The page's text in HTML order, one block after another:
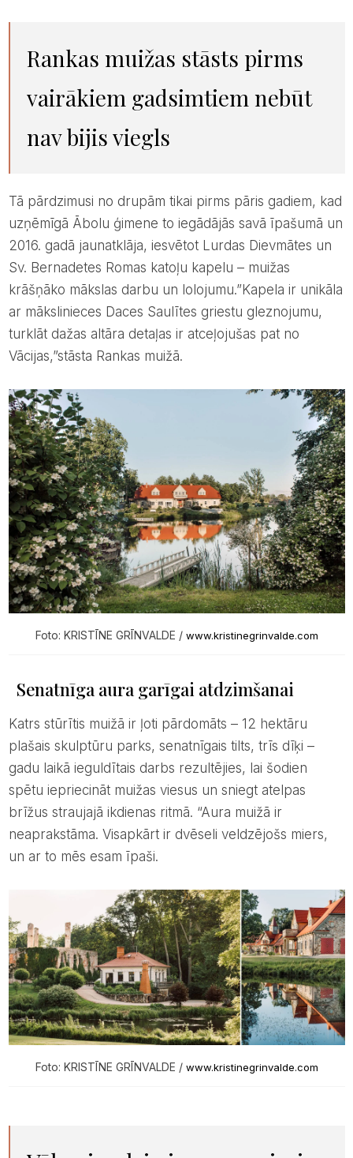
Rankas muižas stāsts pirms
vairākiem gadsimtiem nebūt
nav bijis viegls
Tā pārdzimusi no drupām tikai pirms pāris gadiem, kad
uzņēmīgā Ābolu ģimene to iegādājās savā īpašumā un
2016. gadā jaunatklāja, iesvētot Lurdas Dievmātes un
Sv. Bernadetes Romas katoļu kapelu – muižas
krāšņāko mākslas darbu un lolojumu.”Kapela ir unikāla
ar mākslinieces Daces Saulītes griestu gleznojumu,
turklāt dažas altāra detaļas ir atceļojušas pat no
Vācijas,”stāsta Rankas muižā.
Foto: KRISTĪNE GRĪNVALDE / www.kristinegrinvalde.com
Senatnīga aura garīgai atdzimšanai
Katrs stūrītis muižā ir ļoti pārdomāts – 12 hektāru
plašais skulptūru parks, senatnīgais tilts, trīs dīķi –
gadu laikā ieguldītais darbs rezultējies, lai šodien
spētu iepriecināt muižas viesus un sniegt atelpas
brīžus straujajā ikdienas ritmā. “Aura muižā ir
neaprakstāma. Visapkārt ir dvēseli veldzējošs miers,
un ar to mēs esam īpaši.
Foto: KRISTĪNE GRĪNVALDE / www.kristinegrinvalde.com